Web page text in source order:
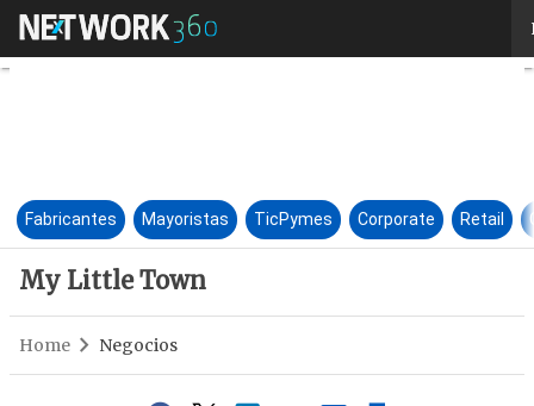
My Little Town
Fabricantes Mayoristas TicPymes Corporate Retail
My Little Town
Home Negocios